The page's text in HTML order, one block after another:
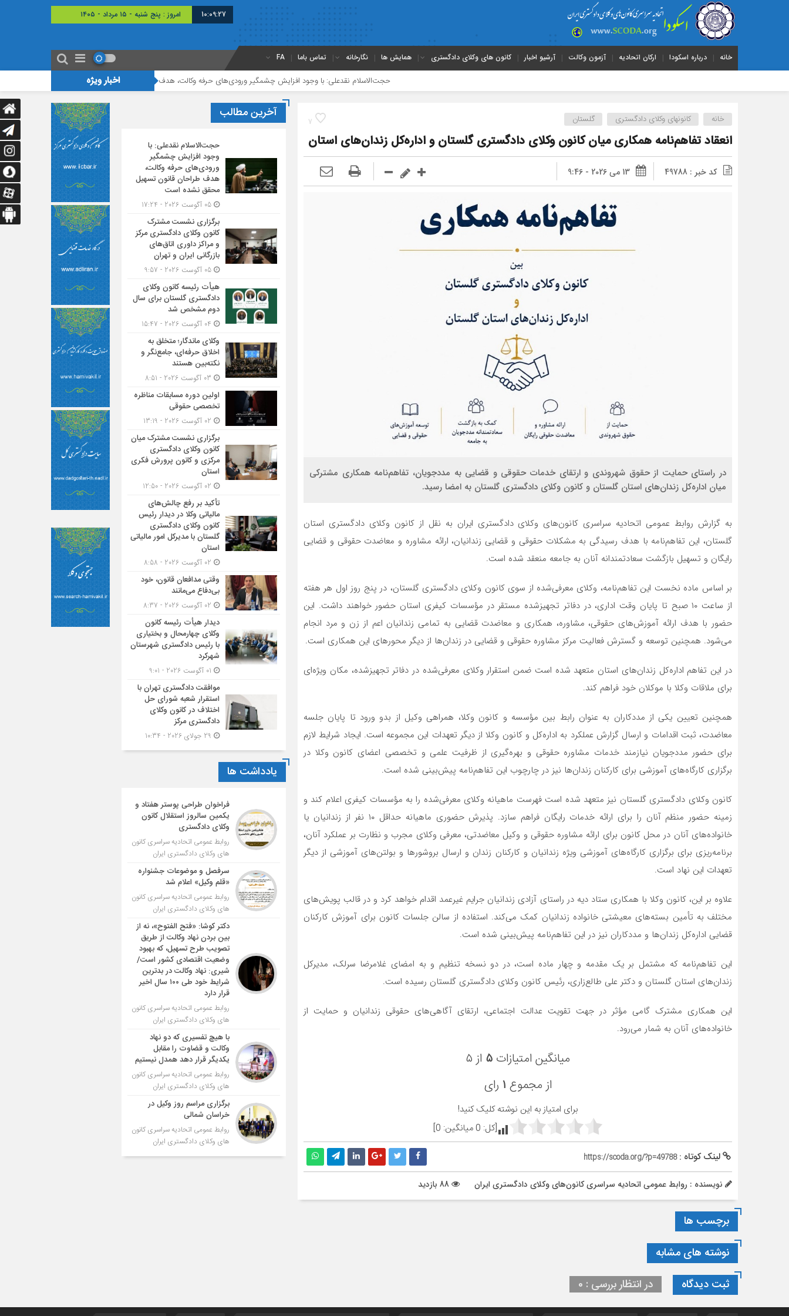
10:09:28 امروز : پنج شنبه - ۱۵ مرداد - ۱۴۰۵
خانه درباره اسکودا ارکان اتحادیه آزمون وکالت آرشیو اخبار کانون های وکلای دادگستری همایش ها نگارخانه تماس باما FA
اخبار ویژه
حجت‌الاسلام نقدعلی: با وجود افزایش چشمگیر ورودی‌های حرفه وکالت، هدف طراحان قانون تسهیل محقق نشده است
7 خانه کانونهای وکلای دادگستری گلستان
انعقاد تفاهم‌نامه همکاری میان کانون وکلای دادگستری گلستان و اداره‌کل زندان‌های استان
کد خبر : 49788 13 می 2026 - 9:46
در راستای حمایت از حقوق شهروندی و ارتقای خدمات حقوقی و قضایی به مددجویان، تفاهم‌نامه همکاری مشترکی
میان اداره‌کل زندان‌های استان گلستان و کانون وکلای دادگستری گلستان به امضا رسید.
به گزارش روابط عمومی اتحادیه سراسری کانون‌های وکلای دادگستری ایران به نقل از کانون وکلای دادگستری استان
گلستان، این تفاهم‌نامه با هدف رسیدگی به مشکلات حقوقی و قضایی زندانیان، ارائه مشاوره و معاضدت حقوقی و قضایی
رایگان و تسهیل بازگشت سعادتمندانه آنان به جامعه منعقد شده است.
بر اساس ماده نخست این تفاهم‌نامه، وکلای معرفی‌شده از سوی کانون وکلای دادگستری گلستان، در پنج روز اول هر هفته
از ساعت ۱۰ صبح تا پایان وقت اداری، در دفاتر تجهیزشده مستقر در مؤسسات کیفری استان حضور خواهند داشت. این
حضور با هدف ارائه آموزش‌های حقوقی، مشاوره، همکاری و معاضدت قضایی به تمامی زندانیان اعم از زن و مرد انجام
می‌شود. همچنین توسعه و گسترش فعالیت مرکز مشاوره حقوقی و قضایی در زندان‌ها از دیگر محورهای این همکاری است.
در این تفاهم اداره‌کل زندان‌های استان متعهد شده است ضمن استقرار وکلای معرفی‌شده در دفاتر تجهیزشده، مکان ویژه‌ای
برای ملاقات وکلا با موکلان خود فراهم کند.
همچنین تعیین یکی از مددکاران به عنوان رابط بین مؤسسه و کانون وکلا، همراهی وکیل از بدو ورود تا پایان جلسه
معاضدت، ثبت اقدامات و ارسال گزارش عملکرد به اداره‌کل و کانون وکلا از دیگر تعهدات این مجموعه است. ایجاد شرایط لازم
برای حضور مددجویان نیازمند خدمات مشاوره حقوقی و بهره‌گیری از ظرفیت علمی و تخصصی اعضای کانون وکلا در
برگزاری کارگاه‌های آموزشی برای کارکنان زندان‌ها نیز در چارچوب این تفاهم‌نامه پیش‌بینی شده است.
کانون وکلای دادگستری گلستان نیز متعهد شده است فهرست ماهیانه وکلای معرفی‌شده را به مؤسسات کیفری اعلام کند و
زمینه حضور منظم آنان را برای ارائه خدمات رایگان فراهم سازد. پذیرش حضوری ماهیانه حداقل ۱۰ نفر از زندانیان یا
خانواده‌های آنان در محل کانون برای ارائه مشاوره حقوقی و وکیل معاضدتی، معرفی وکلای مجرب و نظارت بر عملکرد آنان،
برنامه‌ریزی برای برگزاری کارگاه‌های آموزشی ویژه زندانیان و کارکنان زندان و ارسال بروشورها و بولتن‌های آموزشی از دیگر
تعهدات این نهاد است.
علاوه بر این، کانون وکلا با همکاری ستاد دیه در راستای آزادی زندانیان جرایم غیرعمد اقدام خواهد کرد و در قالب پویش‌های
مختلف به تأمین بسته‌های معیشتی خانواده زندانیان کمک می‌کند. استفاده از سالن جلسات کانون برای آموزش کارکنان
قضایی اداره‌کل زندان‌ها و مددکاران نیز در این تفاهم‌نامه پیش‌بینی شده است.
این تفاهم‌نامه که مشتمل بر یک مقدمه و چهار ماده است، در دو نسخه تنظیم و به امضای غلامرضا سرلک، مدیرکل
زندان‌های استان گلستان و دکتر علی طالع‌زاری، رئیس کانون وکلای دادگستری گلستان رسیده است.
این همکاری مشترک گامی مؤثر در جهت تقویت عدالت اجتماعی، ارتقای آگاهی‌های حقوقی زندانیان و حمایت از
خانواده‌های آنان به شمار می‌رود.
میانگین امتیازات ۵ از ۵
از مجموع ۱ رای
برای امتیاز به این نوشته کلیک کنید!
[کل: 0میانگین: 0
]
لینک کوتاه :https://scoda.org/?p=49788
نویسنده : روابط عمومی اتحادیه سراسری کانون‌های وکلای دادگستری ایران
برچسب ها
نوشته های مشابه
ثبت دیدگاه
در انتظار بررسی : 0
آخرین مطالب
حجت‌الاسلام نقدعلی: با
وجود افزایش چشمگیر
ورودی‌های حرفه وکالت،
هدف طراحان قانون تسهیل
محقق نشده است
برگزاری نشست مشترک
کانون وکلای دادگستری مرکز
و مراکز داوری اتاق‌های
بازرگانی ایران و تهران
هیأت ‌رئیسه کانون وکلای
دادگستری گلستان برای سال
دوم مشخص شد
وکلای ماندگار؛ متخلق به
اخلاق حرفه‌ای، جامع‌نگر و
نکته‌بین هستند
اولین دوره مسابقات مناظره
تخصصی حقوقی
برگزاری نشست مشترک میان
کانون وکلای دادگستری
مرکزی و کانون پرورش فکری
استان
تأکید بر رفع چالش‌های
مالیاتی وکلا در دیدار رئیس
کانون وکلای دادگستری
گلستان با مدیرکل امور مالیاتی
استان
وقتی مدافعان قانون، خود
بی‌دفاع می‌مانند
دیدار هیأت رئیسه کانون
وکلای چهارمحال و بختیاری
با رئیس دادگستری شهرستان
شهرکرد
موافقت دادگستری تهران با
استقرار شعبه شورای حل
اختلاف در کانون وکلای
دادگستری مرکز
یادداشت ها
فراخوان طراحی پوستر هفتاد و
یکمین سالروز استقلال کانون
وکلای دادگستری
روابط عمومی اتحادیه سراسری کانون
های وکلای دادگستری ایران
سرفصل و موضوعات جشنواره
«قلم وکیل» اعلام شد
روابط عمومی اتحادیه سراسری کانون
های وکلای دادگستری ایران
دکتر کوشا: «فتح الفتوح»، نه از
بین بردن نهاد وکالت از طریق
تصویب طرح تسهیل، که بهبود
وضعیت اقتصادی کشور است/
شیری: نهاد وکالت در بدترین
شرایط خود طی ۱۰۰ سال اخیر
قرار دارد
روابط عمومی اتحادیه سراسری کانون
های وکلای دادگستری ایران
با هیچ تفسیری که دو نهاد
وکالت و قضاوت را مقابل
یکدیگر قرار دهد همدل نیستیم
روابط عمومی اتحادیه سراسری کانون
های وکلای دادگستری ایران
برگزاری مراسم روز وکیل در
خراسان شمالی
روابط عمومی اتحادیه سراسری کانون
های وکلای دادگستری ایران